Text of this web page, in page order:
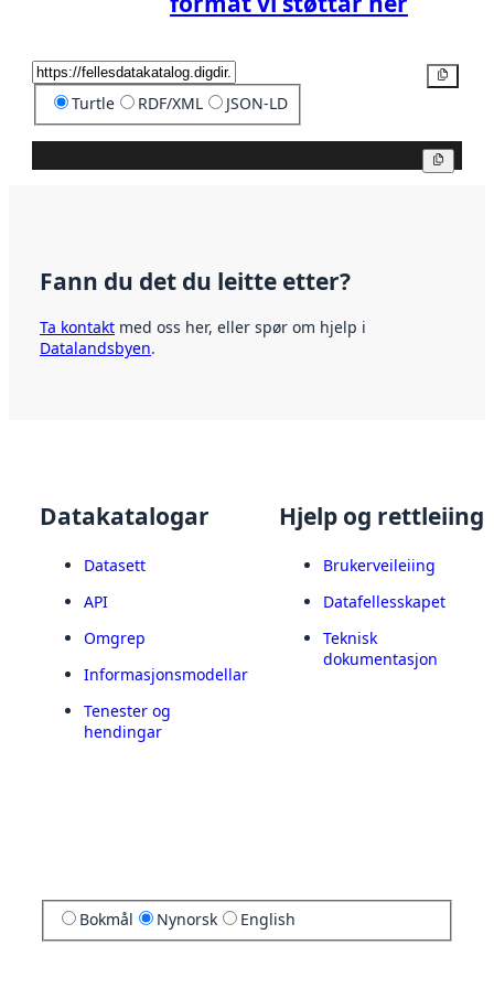
Turtle RDF/XML JSON-LD
Fann du det du leitte etter?
Ta kontakt med oss her, eller spør om hjelp i
Datalandsbyen.
Datakatalogar
Datasett
API
Omgrep
Informasjonsmodellar
Tenester og
hendingar
Hjelp og rettleiing
Brukerveileiing
Datafellesskapet
Teknisk
dokumentasjon
Bokmål Nynorsk English